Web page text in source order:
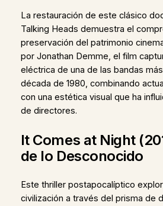
La restauración de este clásico
Talking Heads demuestra el
preservación del patrimonio
por Jonathan Demme, el film
eléctrica de una de las bandas
década de 1980, combinando
con una estética visual que ha
de directores.
It Comes at Night
de lo Desconocido
Este thriller postapocalíptico
civilización a través del prisma de